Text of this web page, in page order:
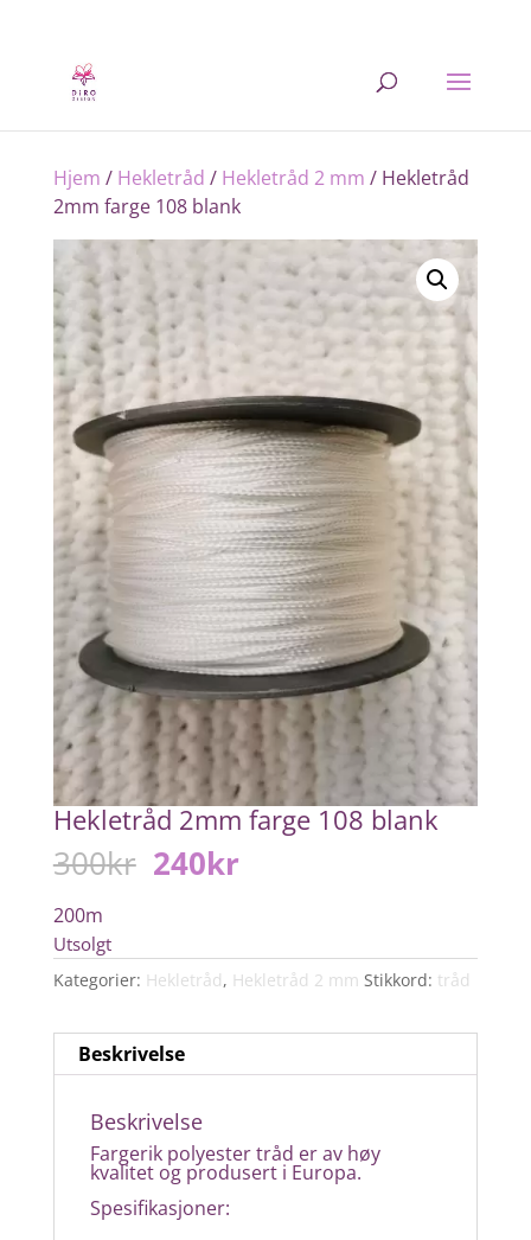
Hjem / Hekletråd / Hekletråd 2 mm / Hekletråd
2mm farge 108 blank
Hekletråd 2mm farge 108 blank
300kr Opprinnelig
300kr.
240krNåværende
240kr.
200m
Utsolgt
Kategorier: Hekletråd, Hekletråd 2 mm Stikkord: tråd
Beskrivelse
Beskrivelse
Fargerik polyester tråd er av høy
kvalitet og produsert i Europa.
Spesifikasjoner: